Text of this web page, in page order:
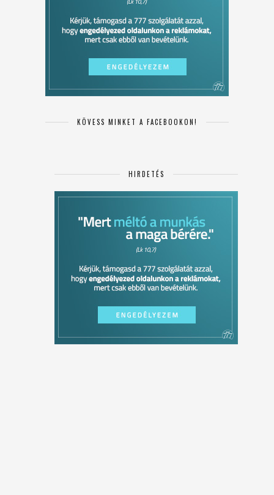
KÖVESS MINKET A FACEBOOKON!
HIRDETÉS